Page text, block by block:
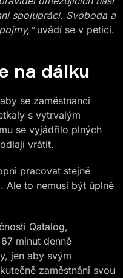
spolupráci. Svoboda a
uvádí se v petici.
na dálku
se zaměstnanci
s vytrvalým
se vyjádřilo plných
vrátit.
pracovat stejně
Ale to nemusí být úplně
Qatalog,
minut denně
jen aby svým
zaměstnáni svou